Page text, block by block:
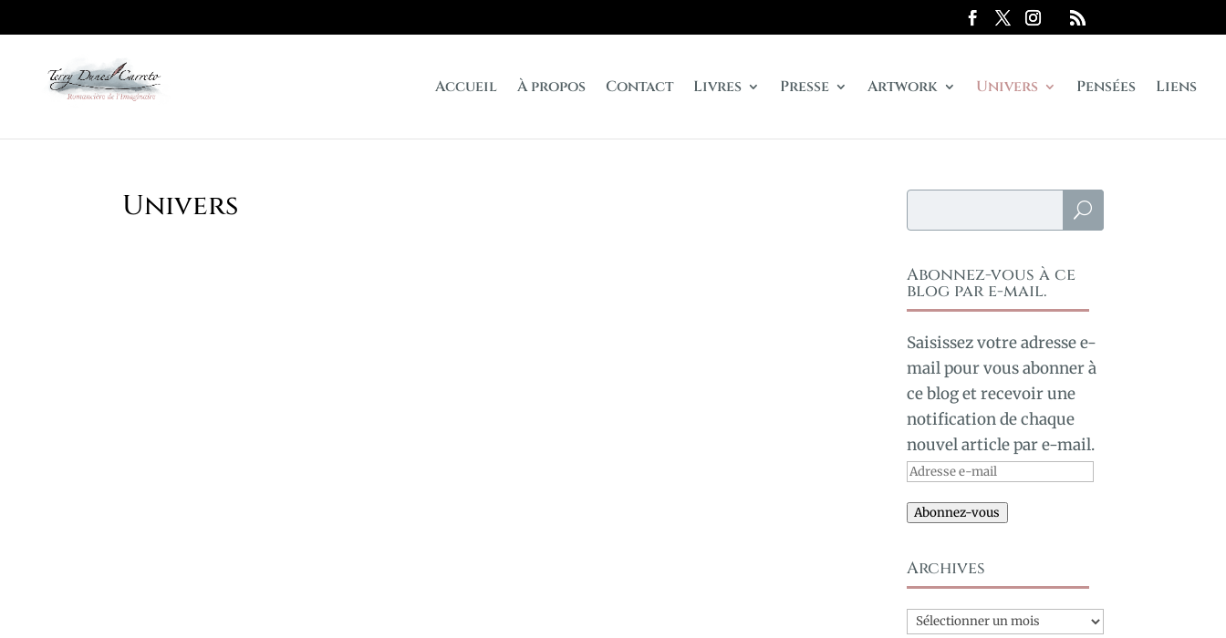
Accueil À propos Contact Livres Presse Artwork Univers Pensées Liens
Univers
Abonnez-vous à ce
blog par e-mail.
Saisissez votre adresse e-
mail pour vous abonner à
ce blog et recevoir une
notification de chaque
nouvel article par e-mail.
Adresse
mail
Abonnez-vous
Archives
Archives